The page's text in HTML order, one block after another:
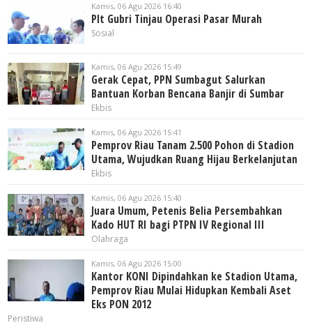
Kamis, 06 Agu 2026 16:40
Plt Gubri Tinjau Operasi Pasar Murah
Sosial
Kamis, 06 Agu 2026 15:49
Gerak Cepat, PPN Sumbagut Salurkan
Bantuan Korban Bencana Banjir di Sumbar
Ekbis
Kamis, 06 Agu 2026 15:41
Pemprov Riau Tanam 2.500 Pohon di Stadion
Utama, Wujudkan Ruang Hijau Berkelanjutan
Ekbis
Kamis, 06 Agu 2026 15:40
Juara Umum, Petenis Belia Persembahkan
Kado HUT RI bagi PTPN IV Regional III
Olahraga
Kamis, 06 Agu 2026 15:00
Kantor KONI Dipindahkan ke Stadion Utama,
Pemprov Riau Mulai Hidupkan Kembali Aset
Eks PON 2012
Peristiwa